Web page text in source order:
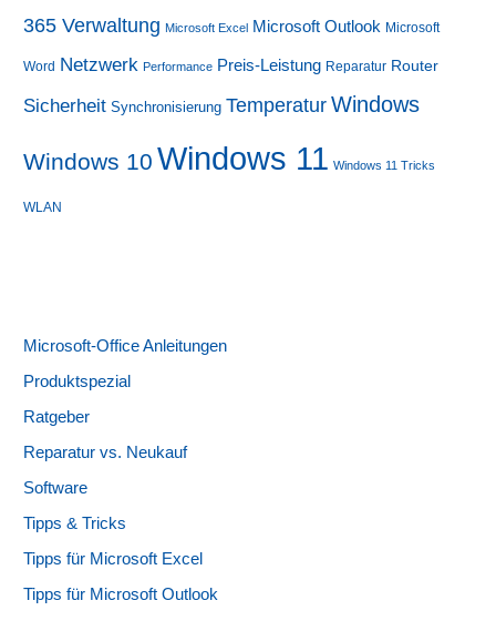
365 Verwaltung Microsoft Excel Microsoft Outlook Microsoft
Word Netzwerk Performance Preis-Leistung Reparatur Router
Sicherheit Synchronisierung Temperatur Windows
Windows 10 Windows 11 Windows 11 Tricks
WLAN
Microsoft-Office Anleitungen
Produktspezial
Ratgeber
Reparatur vs. Neukauf
Software
Tipps & Tricks
Tipps für Microsoft Excel
Tipps für Microsoft Outlook